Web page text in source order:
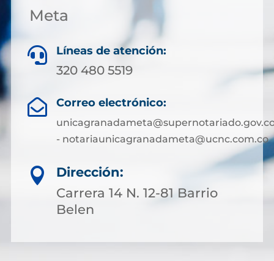
Meta
 Líneas de atención:
320 480 5519
 Correo electrónico:
- notariaunicagranadameta@ucnc.com.co

Dirección:
Carrera 14 N. 12-81 Barrio
Belen